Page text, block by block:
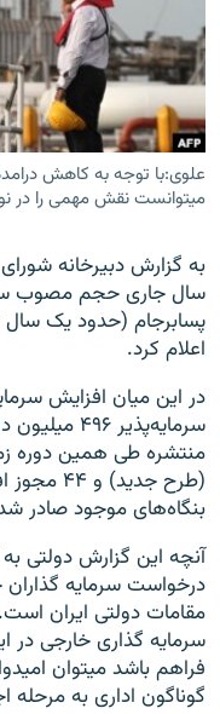
زبان‌های دیگر
علوی:با توجه به کاهش
میتوانست نقش مهمی را در
به گزارش دبیرخانه
سال جاری حجم مصوب
اعلام کرد.
در این میان افزایش
(طرح
بنگاه‌های موجود صادر
آنچه این گزارش دولتی
درخواست سرمایه
مقامات دولتی ایران
سرمایه گذاری خارجی
فراهم باشد میتوان
گوناگون اداری به مرحله